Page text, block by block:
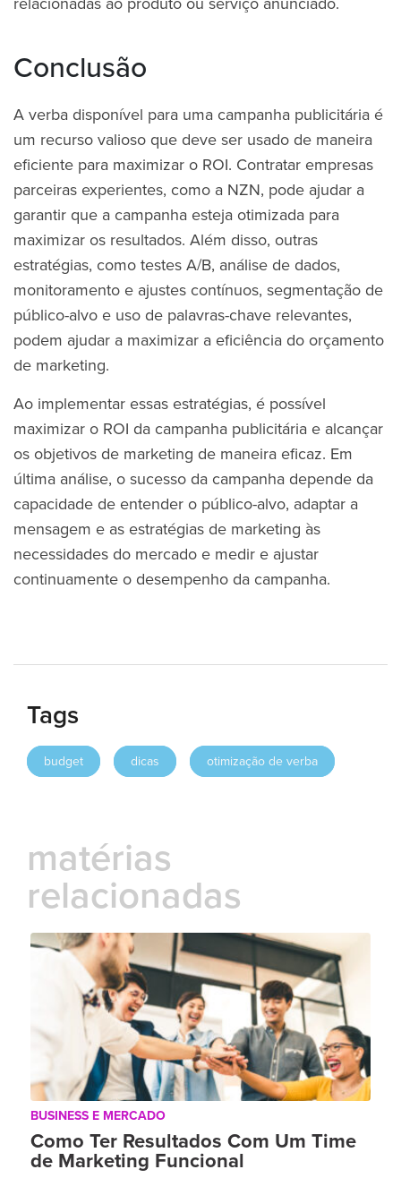
Conclusão
A verba disponível para uma campanha publicitária é
um recurso valioso que deve ser usado de maneira
eficiente para maximizar o ROI. Contratar empresas
parceiras experientes, como a NZN, pode ajudar a
garantir que a campanha esteja otimizada para
maximizar os resultados. Além disso, outras
estratégias, como testes A/B, análise de dados,
monitoramento e ajustes contínuos, segmentação de
público-alvo e uso de palavras-chave relevantes,
podem ajudar a maximizar a eficiência do orçamento
de marketing.
Ao implementar essas estratégias, é possível
maximizar o ROI da campanha publicitária e alcançar
os objetivos de marketing de maneira eficaz. Em
última análise, o sucesso da campanha depende da
capacidade de entender o público-alvo, adaptar a
mensagem e as estratégias de marketing às
necessidades do mercado e medir e ajustar
continuamente o desempenho da campanha.
Tags
budget dicas otimização de verba
matérias
relacionadas
BUSINESS E MERCADO
Como Ter Resultados Com Um Time
de Marketing Funcional